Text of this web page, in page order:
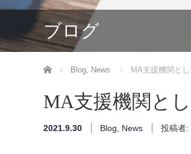
ブログ
ホーム Blog News MA支援機関とし
MA支援機関と
2021.9.30 Blog News 投稿者: